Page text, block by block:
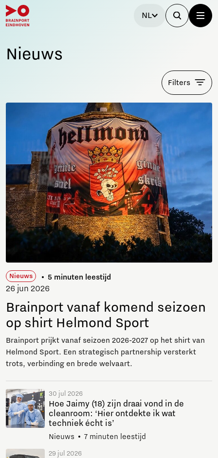
NL
Nieuws
Filters
Nieuws 5 minuten leestijd
26 jun 2026
Brainport vanaf komend seizoen
op shirt Helmond Sport
Brainport prijkt vanaf seizoen 2026-2027 op het shirt van
Helmond Sport. Een strategisch partnership versterkt
trots, verbinding en brede welvaart.
30 jul 2026
Hoe Jaimy (18) zijn draai vond in de
cleanroom: ‘Hier ontdekte ik wat
techniek écht is’
Nieuws 7 minuten leestijd
29 jul 2026